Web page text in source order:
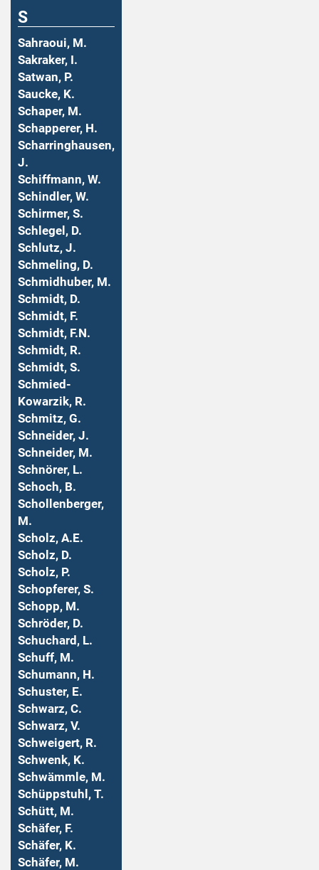
S
Sahraoui, M.
Sakraker, I.
Satwan, P.
Saucke, K.
Schaper, M.
Schapperer, H.
Scharringhausen,
J.
Schiffmann, W.
Schindler, W.
Schirmer, S.
Schlegel, D.
Schlutz, J.
Schmeling, D.
Schmidhuber, M.
Schmidt, D.
Schmidt, F.
Schmidt, F.N.
Schmidt, R.
Schmidt, S.
Schmied-
Kowarzik, R.
Schmitz, G.
Schneider, J.
Schneider, M.
Schnörer, L.
Schoch, B.
Schollenberger,
M.
Scholz, A.E.
Scholz, D.
Scholz, P.
Schopferer, S.
Schopp, M.
Schröder, D.
Schuchard, L.
Schuff, M.
Schumann, H.
Schuster, E.
Schwarz, C.
Schwarz, V.
Schweigert, R.
Schwenk, K.
Schwämmle, M.
Schüppstuhl, T.
Schütt, M.
Schäfer, F.
Schäfer, K.
Schäfer, M.